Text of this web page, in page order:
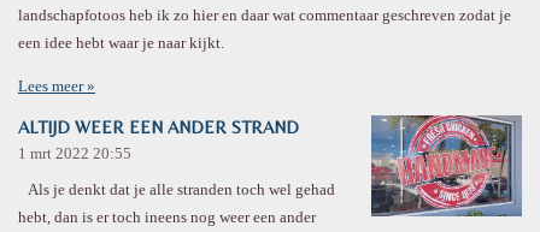
landschapfotoos heb ik zo hier en daar wat commentaar geschreven zodat je
een idee hebt waar je naar kijkt.
Lees meer »
ALTIJD WEER EEN ANDER STRAND
1 mrt 2022 20:55
Als je denkt dat je alle stranden toch wel gehad
hebt, dan is er toch ineens nog weer een ander